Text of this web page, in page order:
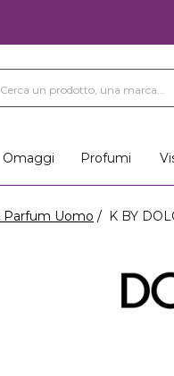
Omaggi Profumi
Parfum Uomo K BY